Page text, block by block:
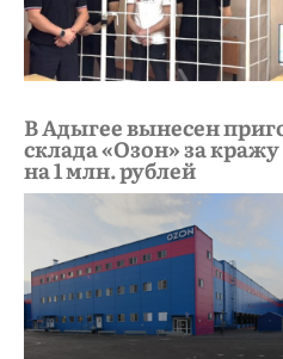
В Адыгее вынесен
склада «Озон» за
на 1 млн. рублей